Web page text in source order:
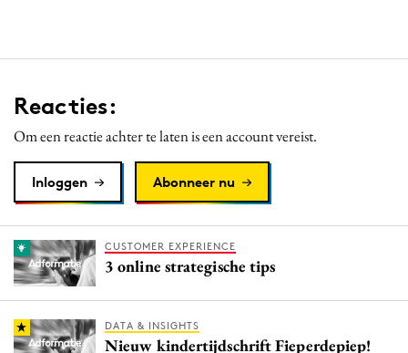
Reacties:
Om een reactie achter te laten is een account vereist.
Inloggen Abonneer nu
CUSTOMER EXPERIENCE
3 online strategische tips
DATA & INSIGHTS
Nieuw kindertijdschrift Fieperdepiep!